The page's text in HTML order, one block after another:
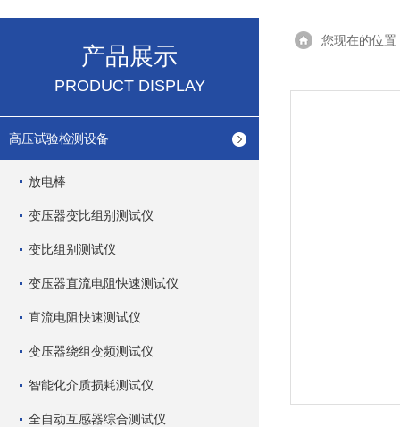
产品展示
PRODUCT DISPLAY
高压试验检测设备
放电棒
变压器变比组别测试仪
变比组别测试仪
变压器直流电阻快速测试仪
直流电阻快速测试仪
变压器绕组变频测试仪
智能化介质损耗测试仪
全自动互感器综合测试仪
您现在的位置